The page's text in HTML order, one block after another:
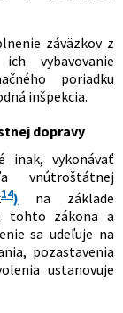
záväzkov z
vybavovanie
poriadku
inšpekcia.
dopravy
inak, vykonávať
vnútroštátnej
14) na základe
tohto zákona a
sa udeľuje na
pozastavenia
ustanovuje